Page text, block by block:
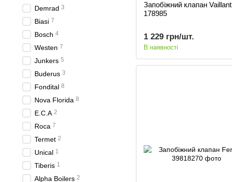
Запобіжний клапан Vaillant
178985
1 229 грн/шт.
В наявності
Demrad 3
Biasi 7
Bosch 4
Westen 7
Junkers 5
Buderus 3
Fondital 8
Nova Florida 8
E.C.A 2
Roca 7
Termet 2
Unical 1
Tiberis 1
Alpha Boilers 2